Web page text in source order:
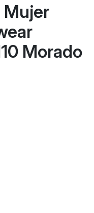
Mujer
Morado